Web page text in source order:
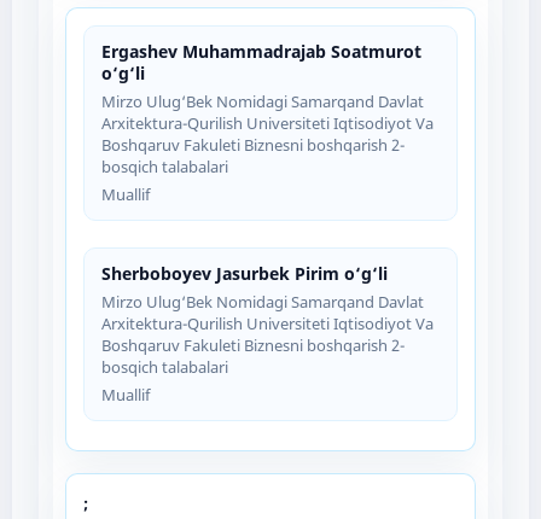
Ergashev Muhammadrajab Soatmurot
o‘g‘li
Mirzo Ulug‘Bek Nomidagi Samarqand Davlat
Arxitektura-Qurilish Universiteti Iqtisodiyot Va
Boshqaruv Fakuleti Biznesni boshqarish 2-
bosqich talabalari
Muallif
Sherboboyev Jasurbek Pirim o‘g‘li
Mirzo Ulug‘Bek Nomidagi Samarqand Davlat
Arxitektura-Qurilish Universiteti Iqtisodiyot Va
Boshqaruv Fakuleti Biznesni boshqarish 2-
bosqich talabalari
Muallif
;